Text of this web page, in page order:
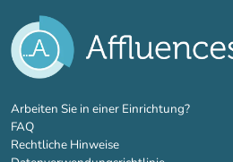
Arbeiten Sie in einer Einrichtung?(new tab)
FAQ
Rechtliche Hinweise